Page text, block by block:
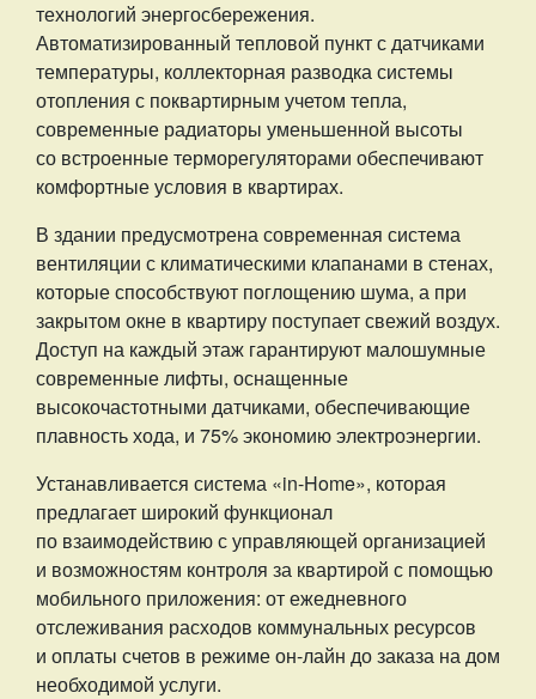
технологий энергосбережения.
Автоматизированный тепловой пункт с датчиками
температуры, коллекторная разводка системы
отопления с поквартирным учетом тепла,
современные радиаторы уменьшенной высоты
со встроенные терморегуляторами обеспечивают
комфортные условия в квартирах.
В здании предусмотрена современная система
вентиляции с климатическими клапанами в стенах,
которые способствуют поглощению шума, а при
закрытом окне в квартиру поступает свежий воздух.
Доступ на каждый этаж гарантируют малошумные
современные лифты, оснащенные
высокочастотными датчиками, обеспечивающие
плавность хода, и 75% экономию электроэнергии.
Устанавливается система «in-Home», которая
предлагает широкий функционал
по взаимодействию с управляющей организацией
и возможностям контроля за квартирой с помощью
мобильного приложения: от ежедневного
отслеживания расходов коммунальных ресурсов
и оплаты счетов в режиме он-лайн до заказа на дом
необходимой услуги.